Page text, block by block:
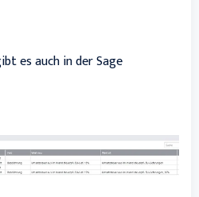
es auch in der Sage